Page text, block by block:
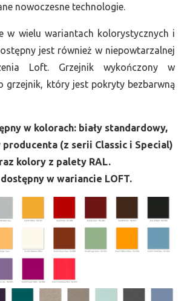
nowoczesne technologie.
w wielu wariantach kolorystycznych i
jest również w niepowtarzalnej
Loft. Grzejnik wykończony w
grzejnik, który jest pokryty bezbarwną
w kolorach: biały standardowy,
(z serii Classic i Special)
kolory z palety RAL.
w wariancie LOFT.